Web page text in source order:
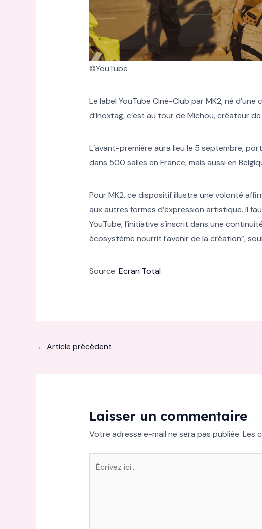
©YouTube
Le label YouTube Ciné-Club par MK2, né
d’Inoxtag, c’est au tour de Michou, créateur
L’avant-première aura lieu le 5 septembre,
dans 500 salles en France, mais aussi en
Pour MK2, ce dispositif illustre une volonté
aux autres formes d’expression artistique. Il
YouTube, l’initiative s’inscrit dans une
écosystème nourrit l’avenir de la création”,
Source: Ecran Total
← Article précédent
Laisser un commentaire
Votre adresse e-mail ne sera pas publiée. Les
Écrivez